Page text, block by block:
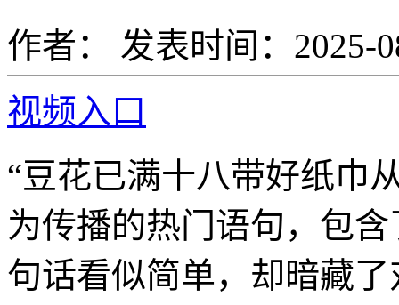
作者：
发表时间：2025-
视频入口
“豆花已满十八带好纸巾
为传播的热门语句，包
句话看似简单，却暗藏